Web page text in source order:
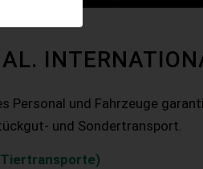
Personal und Fahrzeuge
und Sondertransport.
Tiertransporte)